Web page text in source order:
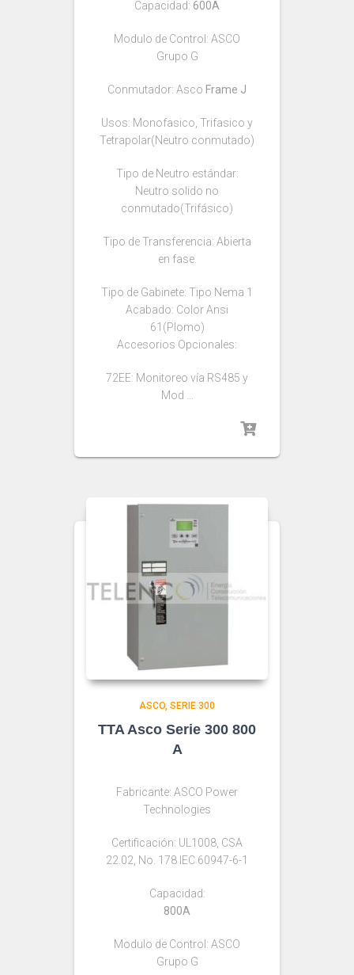
Capacidad: 600A
Modulo de Control: ASCO
Grupo G
Conmutador: Asco Frame J
Usos: Monofasico, Trifasico y
Tetrapolar(Neutro conmutado)
Tipo de Neutro estándar:
Neutro solido no
conmutado(Trifásico)
Tipo de Transferencia: Abierta
en fase.
Tipo de Gabinete: Tipo Nema 1
Acabado: Color Ansi
61(Plomo)
Accesorios Opcionales:
72EE: Monitoreo vía RS485 y
Mod …
ASCO SERIE 300
TTA Asco Serie 300 800
A
Fabricante: ASCO Power
Technologies
Certificación: UL1008, CSA
22.02, No. 178 IEC 60947-6-1
Capacidad:
800A
Modulo de Control: ASCO
Grupo G